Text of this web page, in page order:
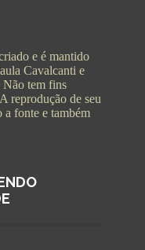
e é mantido
Cavalcanti e
tem fins
reprodução de seu
a fonte e também